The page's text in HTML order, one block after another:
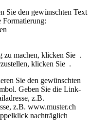
Sie den gewünschten Text
Formatierung:
zu machen, klicken Sie .
klicken Sie .
Sie den gewünschten
Geben Sie die Link-
z.B.
z.B. www.muster.ch
nachträglich